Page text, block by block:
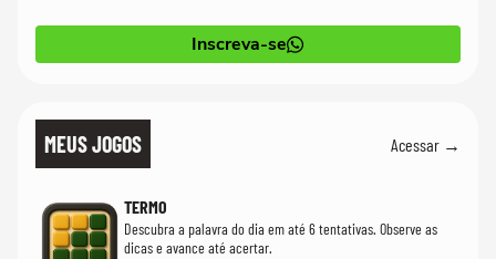
Inscreva-se
MEUS JOGOS Acessar →
TERMO
Descubra a palavra do dia em até 6 tentativas. Observe as
dicas e avance até acertar.